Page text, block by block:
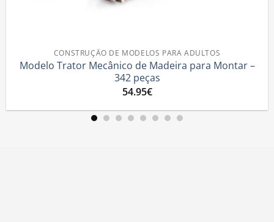
DE MODELOS PARA ADULTOS
de Madeira para Montar –
Trator –